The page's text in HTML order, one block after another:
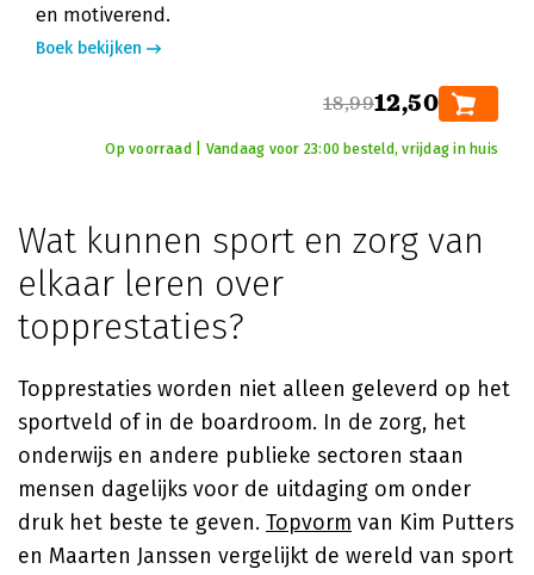
en motiverend.
Boek bekijken
18,9912,50
Op voorraad | Vandaag voor 23:00 besteld, vrijdag in huis
Wat kunnen sport en zorg van
elkaar leren over
topprestaties?
Topprestaties worden niet alleen geleverd op het
sportveld of in de boardroom. In de zorg, het
onderwijs en andere publieke sectoren staan
mensen dagelijks voor de uitdaging om onder
druk het beste te geven. Topvorm van Kim Putters
en Maarten Janssen vergelijkt de wereld van sport